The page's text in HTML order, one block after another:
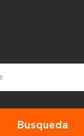
Busqueda